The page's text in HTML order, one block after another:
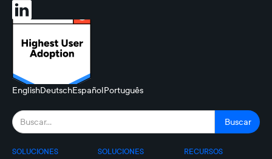
EnglishDeutschEspañolPortuguês
SOLUCIONES SOLUCIONES RECURSOS